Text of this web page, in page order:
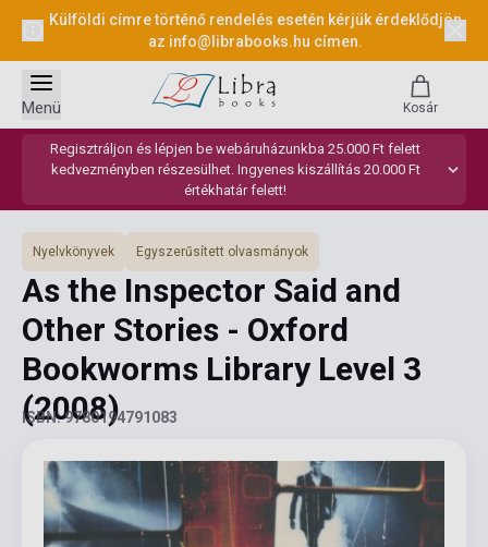
Külföldi címre történő rendelés esetén kérjük érdeklődjön
az info@librabooks.hu címen.
Regisztráljon és lépjen be webáruházunkba 25.000 Ft felett
kedvezményben részesülhet. Ingyenes kiszállítás 20.000 Ft
értékhatár felett!
Menü Kosár
Nyelvkönyvek Egyszerűsített olvasmányok
As the Inspector Said and
Other Stories - Oxford
Bookworms Library Level 3
(2008)
ISBN: 9780194791083